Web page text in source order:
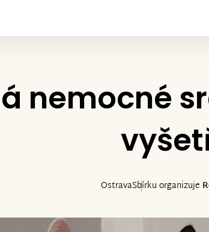
nemocné
OstravaSbírku organizuje